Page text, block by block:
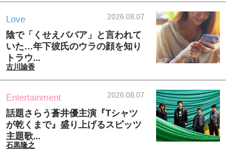
Love 2026.08.07
陰で「くせえババア」と言われて
いた…年下彼氏のウラの顔を知り
トラウ...
古川諭香
Entertainment 2026.08.07
話題さらう蒼井優主演『Tシャツ
が乾くまで』盛り上げるスピッツ
主題歌...
石黒隆之